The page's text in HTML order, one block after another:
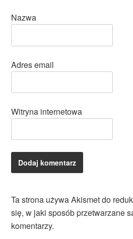
Nazwa
Adres email
Witryna internetowa
Ta strona używa Akismet do
się, w jaki sposób przetwarzane
komentarzy.